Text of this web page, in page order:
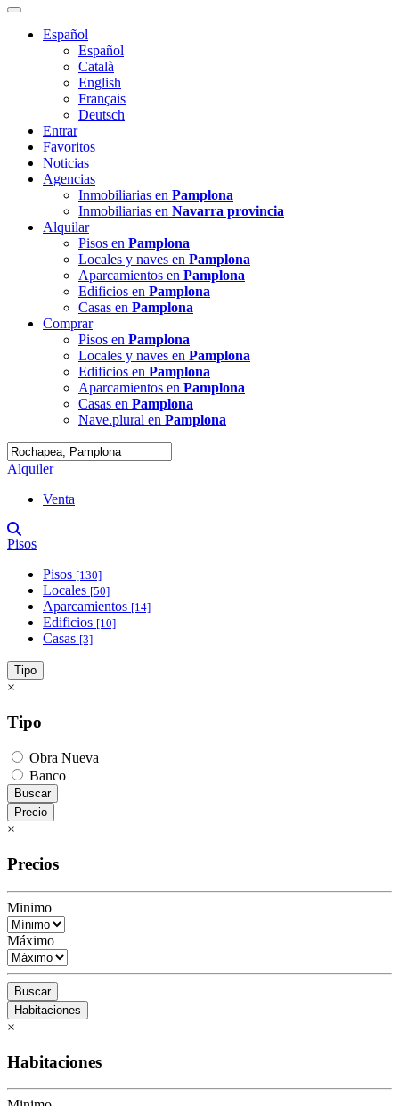
Español
Español
Català
English
Français
Deutsch
Entrar
Favoritos
Noticias
Agencias
Inmobiliarias en Pamplona
Inmobiliarias en Navarra provincia
Alquilar
Pisos en Pamplona
Locales y naves en Pamplona
Aparcamientos en Pamplona
Edificios en Pamplona
Casas en Pamplona
Comprar
Pisos en Pamplona
Locales y naves en Pamplona
Edificios en Pamplona
Aparcamientos en Pamplona
Casas en Pamplona
Nave.plural en Pamplona
Alquiler
Venta
Pisos
Pisos [130]
Locales [50]
Aparcamientos [14]
Edificios [10]
Casas [3]
Tipo
×
Tipo
Obra Nueva
Banco
Buscar
Precio
×
Precios
Minimo
Máximo
Buscar
Habitaciones
×
Habitaciones